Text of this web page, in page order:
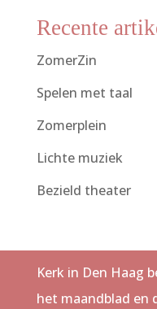
Recente
ZomerZin
Spelen met taal
Zomerplein
Lichte muziek
Bezield theater
Kerk in Den Haag
het maandblad en